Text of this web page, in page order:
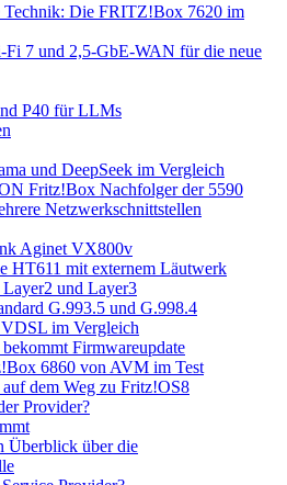
Technik: Die FRITZ!Box 7620 im
7 und 2,5-GbE-WAN für die neue
P40 für LLMs
und DeepSeek im Vergleich
Fritz!Box Nachfolger der 5590
Netzwerkschnittstellen
Aginet VX800v
HT611 mit externem Läutwerk
und Layer3
G.993.5 und G.998.4
im Vergleich
Firmwareupdate
6860 von AVM im Test
dem Weg zu Fritz!OS8
Provider?
Überblick über die